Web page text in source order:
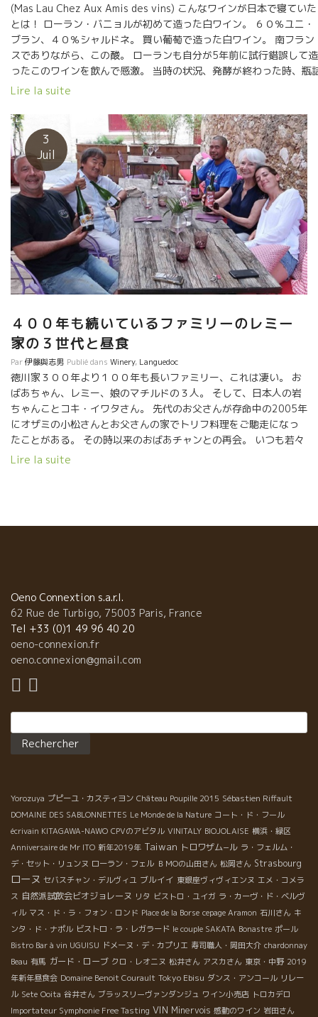
(Mas Lau Chez Aux Amis des vins) こんなワインが日本で寝ていた
とは！ ローラン・バニョルが初めて造った白ワイン。 ６０％ユニ・
ブラン、４０％シャルドネ。 買い葡萄で造った白ワイン。 南フラン
スでありながら、この酸。 ローランも自分が5年前に試行錯誤して造
ったこのワインを飲んで感激。 当時の状況、発酵が終わった時、瓶
した時のことを思い出して、こんな風に熟成したことに 驚いていた
役に立つヒントを、得たようです。 ★オザミの底力！★ ローランを
見るなり小松さんは倉庫に入っていた。 そして、しばらくすると、
度、温度もピッタリと冷えたこのワインが、さらりとサーヴィスされ
た。 やっぱりオザミは凄い！！ オザミの小松さんのオスピタリティ
ーの凄さは天下一品。 本当に有難うございました。
Lire la suite
3
Juil
４００年も続いているファミリーのレミー
家の３世代と昼食
Par伊藤與志男 Publié dans Winery, Languedoc
徳川家３００年より１００年も長いファミリー、これは凄い。 お
ばあちゃん、レミー、娘のマチルドの３人。 そして、日本人の岩
ちゃんことコキ・イワタさん。 先代のお父さんが存命中の2005年
にオザミの小松さんとお父さんの家でトリフ料理をご馳走になっ
たことがある。 その時以来のおばあチャンとの再会。 いつも若々
しくて、美しい秘訣は？と聞くと、 『レミーのワインを毎日飲む
Lire la suite
Oeno Connextion s.a.r.l.
62 Rue de Turbigo, 75003 Paris, France
Tel +33 (0)1 49 96 40 20
oeno-connexion.fr
oeno.connexion@gmail.com
Yorozuya プピーユ・カスティヨン Château Poupille 2015 Sébastien Riffault
DOMAINE DES SABLONNETTES Le Monde de la Nature コート・ド・フール
écrivain KITAGAWA-NAWO CPVのアビタル VINITALY BIOJOLAISE 横浜・緑区
Anniversaire de Mr ITO 新年2019年 Taiwan トロワザム−ル ラ・フェルム・
デ・セット・リュンヌ ローラン・フェル ＢＭОの山田さん 松岡さん Strasbourg
ローヌ セバスチャン・デルヴィユ ブルイイ 東銀座ヴィヴィエンヌ エメ・コメラ
ス 自然派試飲会ビオジョレーヌ リタ ビストロ・ユイガ ラ・カーヴ・ド・ベルヴ
ィル マス・ド・ラ・フォン・ロンド Place de la Borse cepage Aramon 石川さん キ
ンタ・ド・ナポル ビストロ・ラ・レガラード le couple SAKATA Bonastre ポール
Bistro Bar à vin UGUISU ドメーヌ・デ・カプリエ 寿司職人・岡田大介 chardonnay
Beau 有馬 ガード・ローブ クロ・レオニヌ 松井さん アスカさん 東京・中野 2019
年新年昼食会 Domaine Benoit Courault Tokyo Ebisu ダンス・アンコール リレー
ル Sete Ooita 谷井さん ブラッスリーヴァンダンジュ ワイン小売店 トロカデロ
Importateur Symphonie Free Tasting VIN Minervois 感動のワイン 岩田さん